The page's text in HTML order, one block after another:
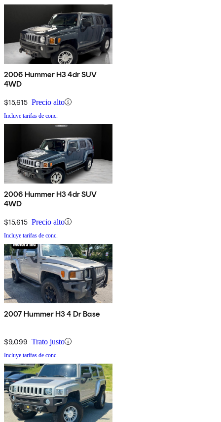
2006 Hummer H3 4dr SUV
4WD
$15,615 Precio alto
Incluye tarifas de conc.
2006 Hummer H3 4dr SUV
4WD
$15,615 Precio alto
Incluye tarifas de conc.
2007 Hummer H3 4 Dr Base
$9,099 Trato justo
Incluye tarifas de conc.